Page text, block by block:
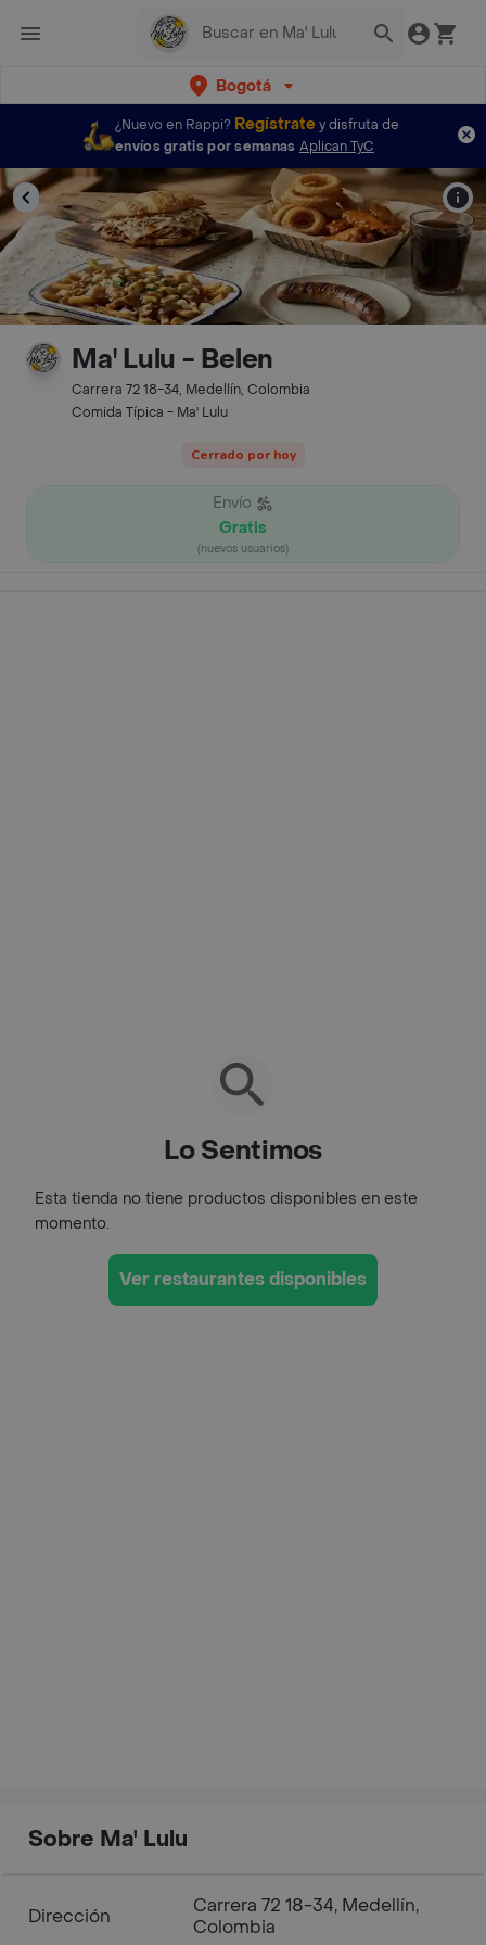
Bogotá
¿Nuevo en Rappi? Regístratey disfruta de
envíos gratis por semanas Aplican TyC
Ma' Lulu - Belen
Carrera 72 18-34, Medellín, Colombia
Comida Típica - Ma' Lulu
Cerrado por hoy
Envío
Gratis
(nuevos usuarios)
Lo Sentimos
Esta tienda no tiene productos disponibles en este
momento.
Ver restaurantes disponibles
Sobre Ma' Lulu
Dirección
Carrera 72 18-34, Medellín,
Colombia